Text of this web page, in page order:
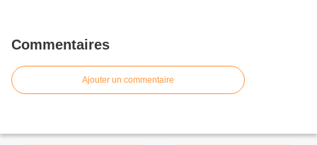
Commentaires
Ajouter un commentaire